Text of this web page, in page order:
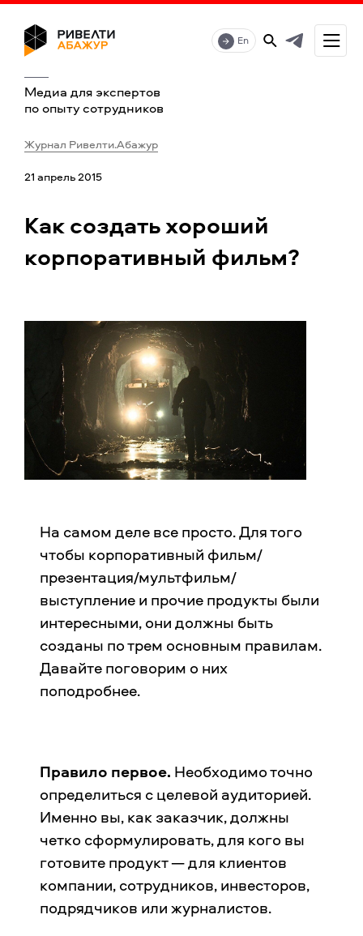
Медиа для экспертов
по опыту сотрудников
En
Журнал Ривелти.Абажур
21 апрель 2015
Как создать хороший
корпоративный фильм?
На самом деле все просто. Для того
чтобы корпоративный фильм/
презентация/мультфильм/
выступление и прочие продукты были
интересными, они должны быть
созданы по трем основным правилам.
Давайте поговорим о них
поподробнее.
Правило первое. Необходимо точно
определиться с целевой аудиторией.
Именно вы, как заказчик, должны
четко сформулировать, для кого вы
готовите продукт — для клиентов
компании, сотрудников, инвесторов,
подрядчиков или журналистов.